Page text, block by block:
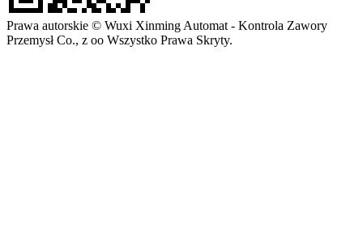
Prawa autorskie © Wuxi Xinming Automat - Kontrola Zawory
Przemysł Co., z oo Wszystko Prawa Skryty.